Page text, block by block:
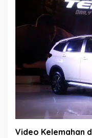
Video Kelemahan